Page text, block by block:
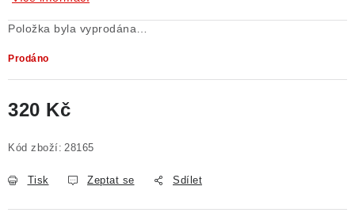
Položka byla vyprodána…
Prodáno
320 Kč
Kód zboží: 28165
Tisk Zeptat se Sdílet